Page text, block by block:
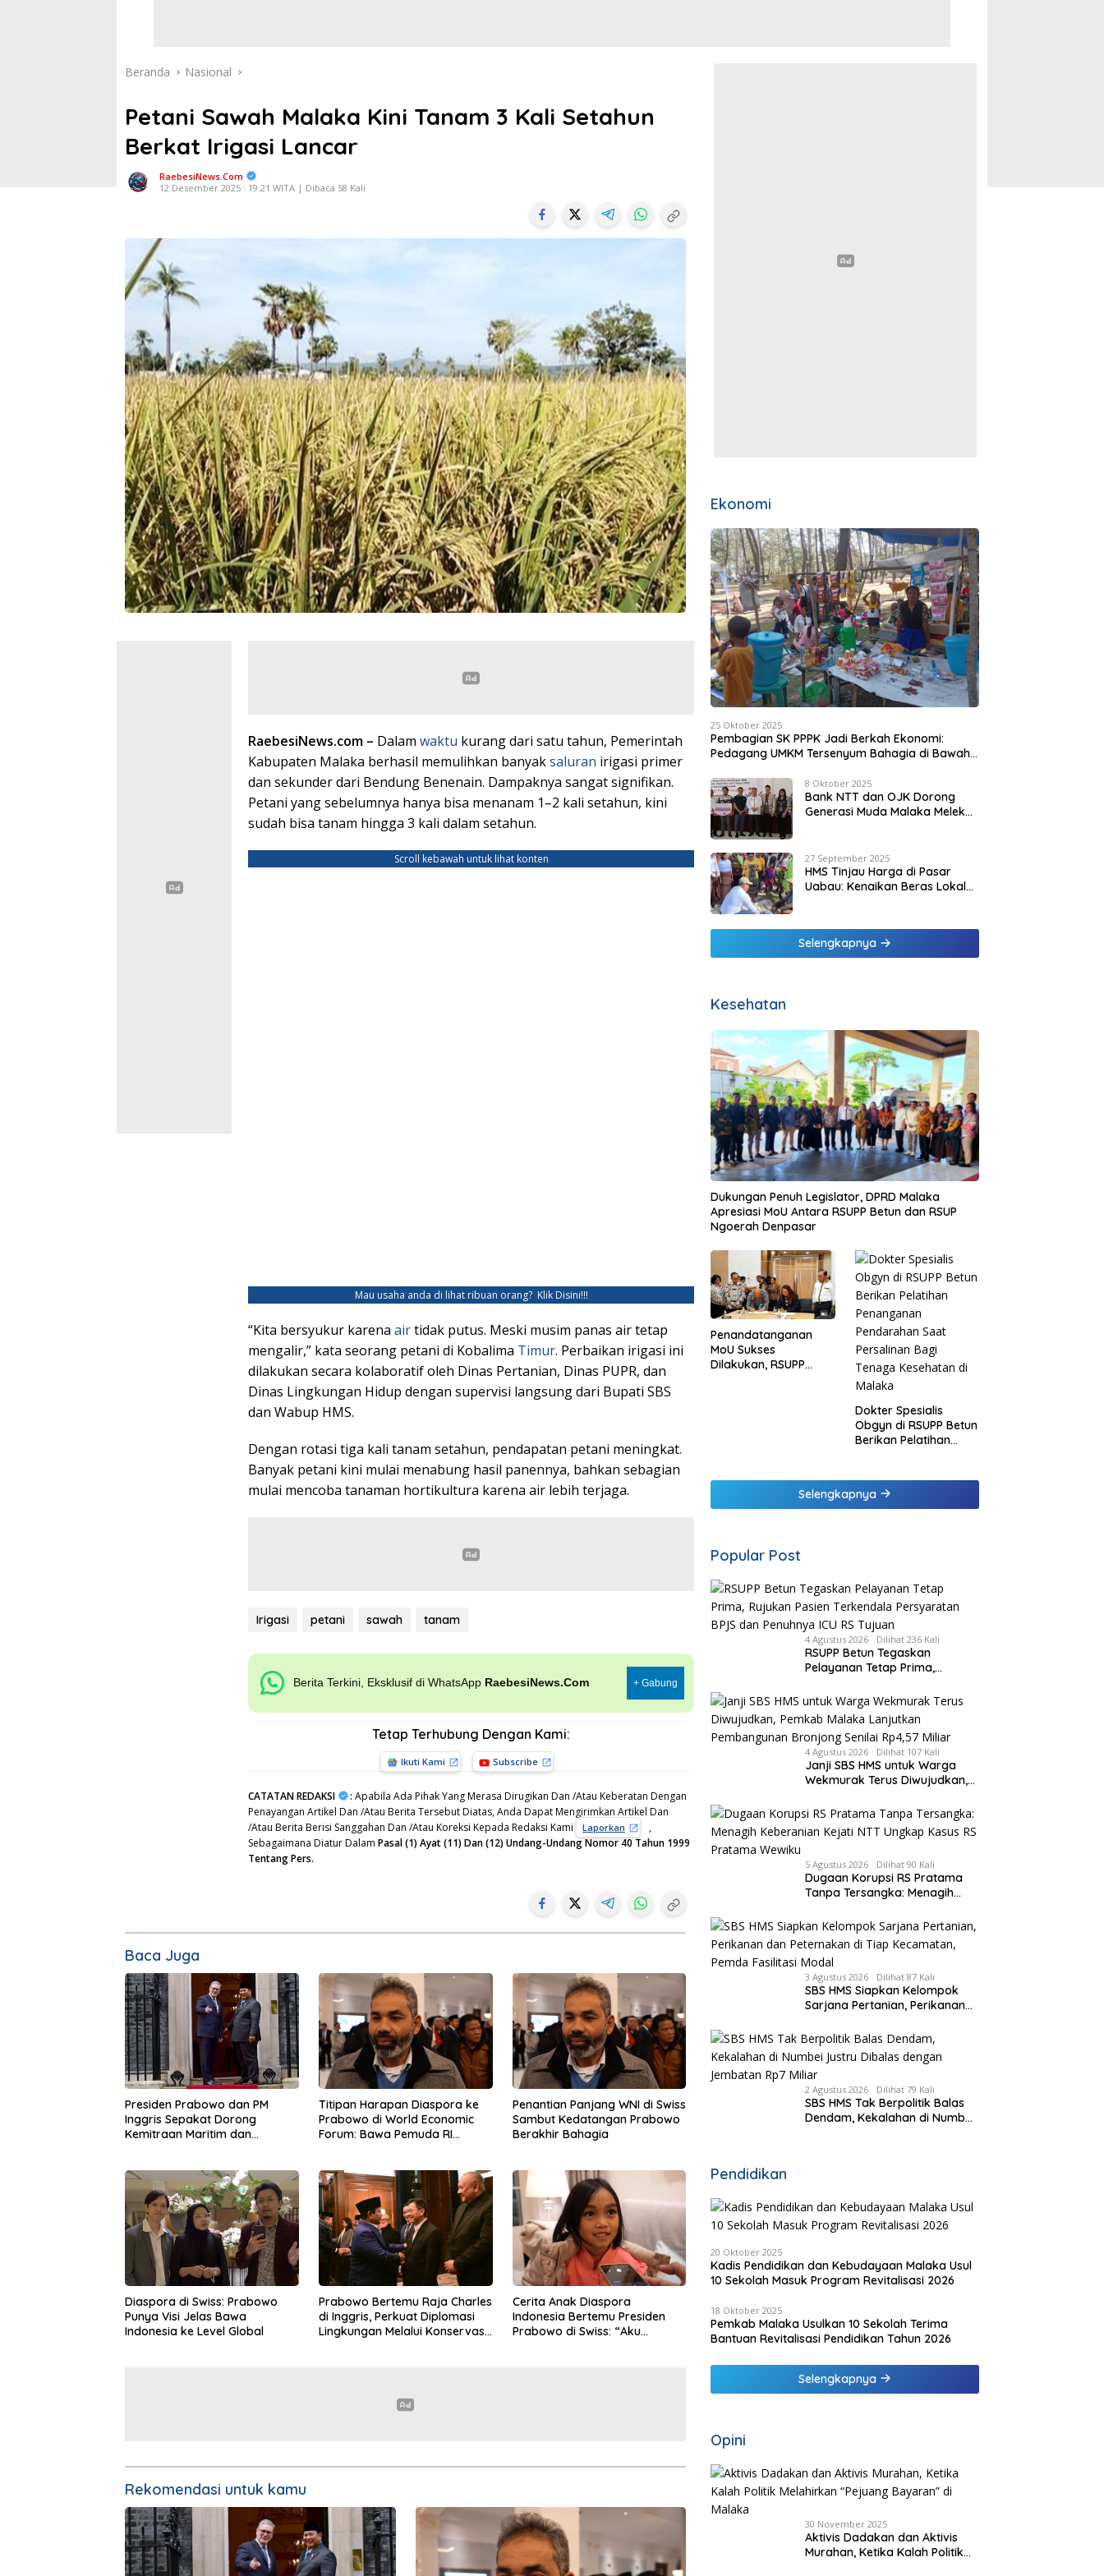
Beranda Nasional
Petani Sawah Malaka Kini Tanam 3 Kali Setahun
Berkat Irigasi Lancar
RaebesiNews.Com
12 Desember 2025 : 19:21 WITA | Dibaca 58 Kali
RaebesiNews.com – Dalam waktu kurang dari satu tahun, Pemerintah
Kabupaten Malaka berhasil memulihkan banyaksaluran irigasi primer
dan sekunder dari Bendung Benenain. Dampaknya sangat signifikan.
Petani yang sebelumnya hanya bisa menanam 1–2 kali setahun, kini
sudah bisa tanam hingga 3 kali dalam setahun.
Scroll kebawah untuk lihat konten
Mau usaha anda di lihat ribuan orang?Klik Disini!!!
“Kita bersyukur karena airtidak putus. Meski musim panas air tetap
mengalir,” kata seorang petani di Kobalima Timur. Perbaikan irigasi ini
dilakukan secara kolaboratif oleh Dinas Pertanian, Dinas PUPR, dan
Dinas Lingkungan Hidup dengan supervisi langsung dari Bupati SBS
dan Wabup HMS.
Dengan rotasi tiga kali tanam setahun, pendapatan petani meningkat.
Banyak petani kini mulai menabung hasil panennya, bahkan sebagian
mulai mencoba tanaman hortikultura karena air lebih terjaga.
Irigasi petani sawah tanam
Berita Terkini, Eksklusif di WhatsApp RaebesiNews.Com + Gabung
Tetap Terhubung Dengan Kami:
Ikuti Kami Subscribe
CATATAN REDAKSI : Apabila Ada Pihak Yang Merasa Dirugikan Dan /Atau Keberatan Dengan
Penayangan Artikel Dan /Atau Berita Tersebut Diatas, Anda Dapat Mengirimkan Artikel Dan
/Atau Berita Berisi Sanggahan Dan /Atau Koreksi Kepada Redaksi Kami
Laporkan
,
Sebagaimana Diatur Dalam Pasal (1) Ayat (11) Dan (12) Undang-Undang Nomor 40 Tahun 1999
Tentang Pers.
Baca Juga
Presiden Prabowo dan PM
Inggris Sepakat Dorong
Kemitraan Maritim dan
Titipan Harapan Diaspora ke
Prabowo di World Economic
Forum: Bawa Pemuda RI
Penantian Panjang WNI di Swiss
Sambut Kedatangan Prabowo
Berakhir Bahagia
Diaspora di Swiss: Prabowo
Punya Visi Jelas Bawa
Indonesia ke Level Global
Prabowo Bertemu Raja Charles
di Inggris, Perkuat Diplomasi
Lingkungan Melalui Konservasi
Cerita Anak Diaspora
Indonesia Bertemu Presiden
Prabowo di Swiss: “Aku
Rekomendasi untuk kamu
Ekonomi
25 Oktober 2025
Pembagian SK PPPK Jadi Berkah Ekonomi:
Pedagang UMKM Tersenyum Bahagia di Bawah
8 Oktober 2025
Bank NTT dan OJK Dorong
Generasi Muda Malaka Melek
27 September 2025
HMS Tinjau Harga di Pasar
Uabau: Kenaikan Beras Lokal
Selengkapnya
Kesehatan
Dukungan Penuh Legislator, DPRD Malaka
Apresiasi MoU Antara RSUPP Betun dan RSUP
Ngoerah Denpasar
Penandatanganan
MoU Sukses
Dilakukan, RSUPP
Dokter Spesialis
Obgyn di RSUPP Betun
Berikan Pelatihan
Persalinan Bagi
Tenaga Kesehatan di
Malaka
Selengkapnya
Popular Post
4 Agustus 2026 Dilihat 236 Kali
RSUPP Betun Tegaskan
Pelayanan Tetap Prima,
Persyaratan BPJS dan
Penuhnya ICU RS Tujuan
4 Agustus 2026 Dilihat 107 Kali
Janji SBS HMS untuk Warga
Wekmurak Terus Diwujudkan,
Pembangunan Bronjong Senilai
Rp4,57 Miliar
5 Agustus 2026 Dilihat 90 Kali
Dugaan Korupsi RS Pratama
Tanpa Tersangka: Menagih
Kasus RS Pratama Wewiku
3 Agustus 2026 Dilihat 87 Kali
SBS HMS Siapkan Kelompok
Sarjana Pertanian, Perikanan
Kecamatan, Pemda Fasilitasi
Modal
2 Agustus 2026 Dilihat 79 Kali
SBS HMS Tak Berpolitik Balas
Dendam, Kekalahan di Numbei
Pendidikan
20 Oktober 2025
Kadis Pendidikan dan Kebudayaan Malaka Usul
10 Sekolah Masuk Program Revitalisasi 2026
18 Oktober 2025
Pemkab Malaka Usulkan 10 Sekolah Terima
Bantuan Revitalisasi Pendidikan Tahun 2026
Selengkapnya
Opini
30 November 2025
Aktivis Dadakan dan Aktivis
Murahan, Ketika Kalah Politik